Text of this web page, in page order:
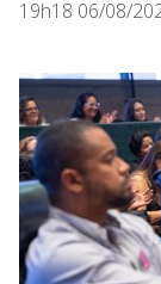
19h18 06/08/